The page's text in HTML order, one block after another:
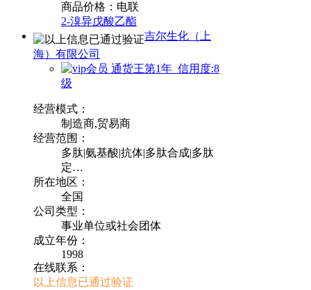
商品价格：电联
2-溴异戊酸乙酯
吉尔生化（上
海）有限公司
通货王第1年 信用度:8
级
经营模式：
制造商,贸易商
经营范围：
多肽|氨基酸|抗体|多肽合成|多肽
定…
所在地区：
全国
公司类型：
事业单位或社会团体
成立年份：
1998
在线联系：
以上信息已通过验证